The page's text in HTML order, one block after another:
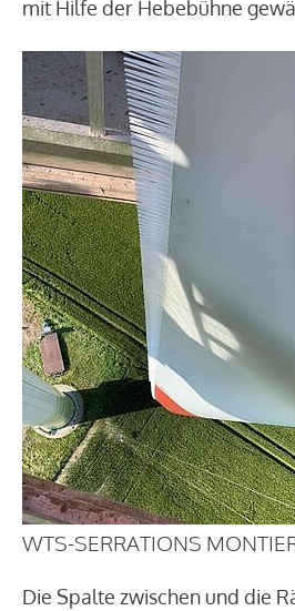
mit Hilfe der Hebebühne
WTS-SERRATIONS
Die Spalte zwischen und die